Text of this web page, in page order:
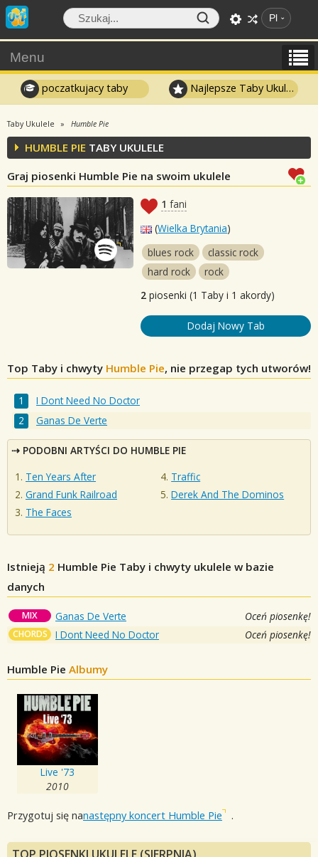
Pl
Menu
poczatkujacy taby Najlepsze Taby Ukulele
Taby Ukulele Humble Pie
HUMBLE PIE TABY UKULELE
Graj piosenki Humble Pie na swoim ukulele
1 fani
(Wielka Brytania)
blues rock
classic rock
hard rock
rock
2 piosenki (1 Taby i 1 akordy)
Dodaj Nowy Tab
Top Taby i chwyty Humble Pie, nie przegap tych utworów!
I Dont Need No Doctor
Ganas De Verte
PODOBNI ARTYŚCI DO HUMBLE PIE
Ten Years After
Grand Funk Railroad
The Faces
Traffic
Derek And The Dominos
Istnieją 2 Humble Pie Taby i chwyty ukulele w bazie
danych
MIX Ganas De Verte Oceń piosenkę!
CHORDS I Dont Need No Doctor Oceń piosenkę!
Humble Pie Albumy
Live '73
2010
Przygotuj się nanastępny koncert Humble Pie .
TOP PIOSENKI UKULELE (SIERPNIA)